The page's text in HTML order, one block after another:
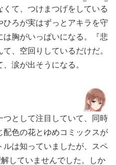
て、つけまつげをしている
ろが実はずっとアキラを守
胸がいっぱいになる。『悲
、空回りしているだけだ。
涙が出そうになる。
として注目していて、同時
色の花とゆめコミックスが
ルは知っていましたが、スペ
していませんでした。しか